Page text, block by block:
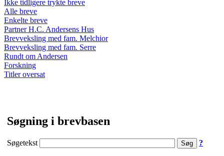
Ikke tidligere trykte breve
Alle breve
Enkelte breve
Partner H.C. Andersens Hus
Brevveksling med fam. Melchior
Brevveksling med fam. Serre
Rundt om Andersen
Forskning
Titler oversat
Søgning i brevbasen
Søgetekst ?